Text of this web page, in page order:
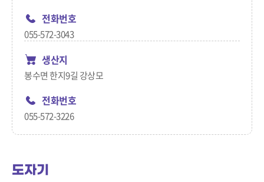
전화번호
055-572-3043
생산지
봉수면 한지9길 강상모
전화번호
055-572-3226
도자기